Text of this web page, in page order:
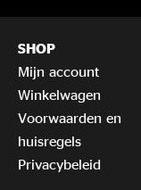
SHOP
Mijn account
Winkelwagen
Voorwaarden en
huisregels
Privacybeleid